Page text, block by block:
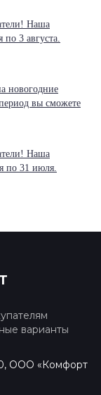
Наша
3 августа.
новогодние
вы сможете
Наша
по 31 июля.
варианты
ООО «Комфорт